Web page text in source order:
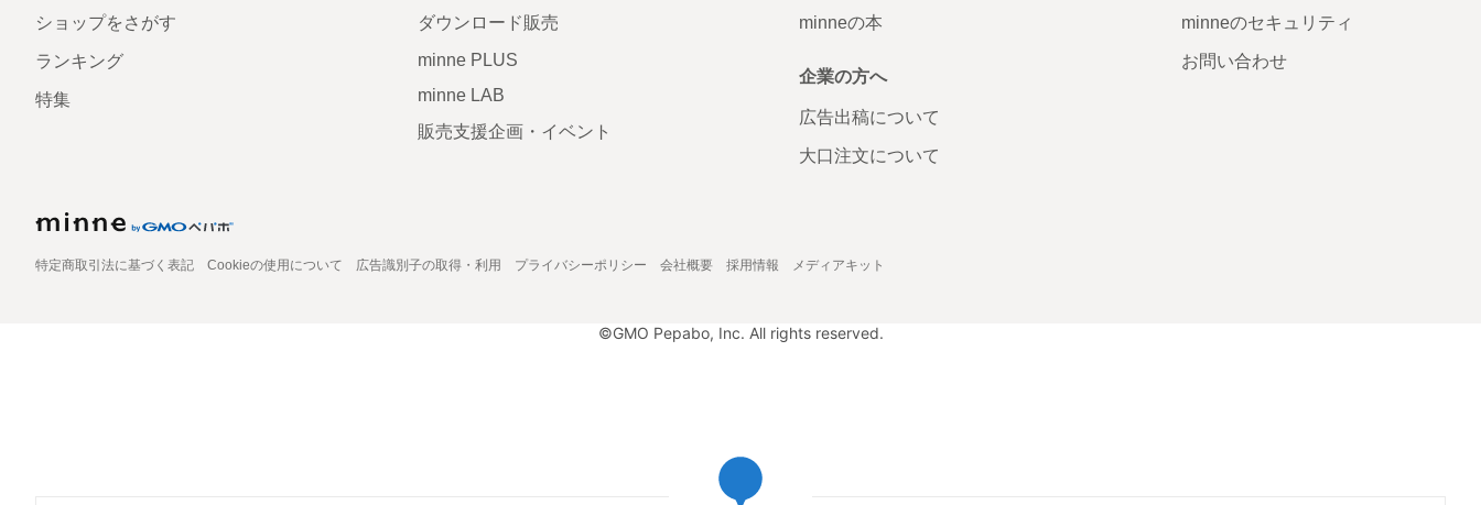
ショップをさがす
ランキング
特集
ダウンロード販売
minne PLUS
minne LAB
販売支援企画・イベント
minneの本
企業の方へ
広告出稿について
大口注文について
minneのセキュリティ
お問い合わせ
特定商取引法に基づく表記 Cookieの使用について 広告識別子の取得・利用 プライバシーポリシー 会社概要 採用情報 メディアキット
©GMO Pepabo, Inc. All rights reserved.